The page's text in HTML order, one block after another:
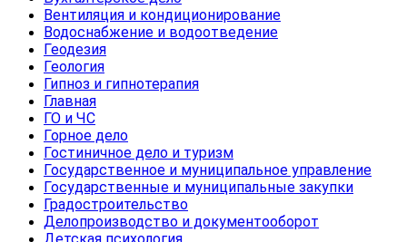
Вентиляция и кондиционирование
Водоснабжение и водоотведение
Геодезия
Геология
Гипноз и гипнотерапия
Главная
ГО и ЧС
Горное дело
Гостиничное дело и туризм
Государственное и муниципальное управление
Государственные и муниципальные закупки
Градостроительство
Делопроизводство и документооборот